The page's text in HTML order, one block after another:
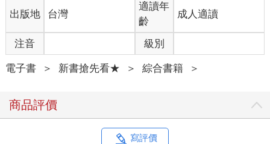
出版地 台灣
適讀年
齡
成人適讀
注音 級別
電子書 ＞ 新書搶先看★ ＞ 綜合書籍 ＞
商品評價
寫評價